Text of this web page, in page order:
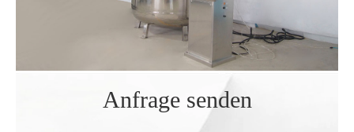
Anfrage senden